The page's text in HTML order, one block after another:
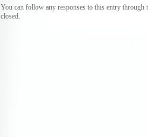
del
You can follow any responses to this entry through
closed.